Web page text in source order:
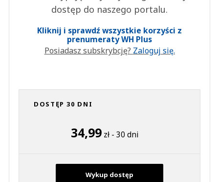
dostęp do naszego portalu.
Kliknij i sprawdź wszystkie korzyści z
prenumeraty WH Plus
Posiadasz subskrybcję? Zaloguj się.
DOSTĘP 30 DNI
34,99 zł - 30 dni
Wykup dostęp